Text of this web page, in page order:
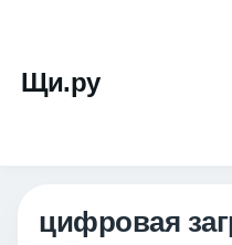
Щи.ру
цифровая